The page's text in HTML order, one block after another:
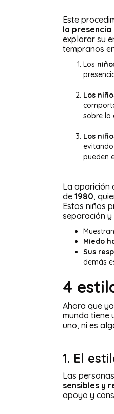
Este
la presencia
explorar su
tempranos
Los
Los
sobre la
Los
pueden
La aparición
de 1980,
Estos niños
separación y
Muestran
Miedo
Sus
demás
4
Ahora que
mundo tiene
uno, ni es
1. El
Las
sensibles y
apoyo y